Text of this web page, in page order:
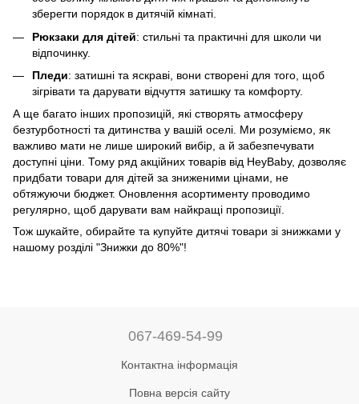
зберегти порядок в дитячій кімнаті.
Рюкзаки для дітей: стильні та практичні для школи чи
відпочинку.
Пледи: затишні та яскраві, вони створені для того, щоб
зігрівати та дарувати відчуття затишку та комфорту.
А ще багато інших пропозицій, які створять атмосферу
безтурботності та дитинства у вашій оселі. Ми розуміємо, як
важливо мати не лише широкий вибір, а й забезпечувати
доступні ціни. Тому ряд акційних товарів від HeyBaby, дозволяє
придбати товари для дітей за зниженими цінами, не
обтяжуючи бюджет. Оновлення асортименту проводимо
регулярно, щоб дарувати вам найкращі пропозиції.
Тож шукайте, обирайте та купуйте дитячі товари зі знижками у
нашому розділі "Знижки до 80%"!
067-469-54-99
Контактна інформація
Повна версія сайту